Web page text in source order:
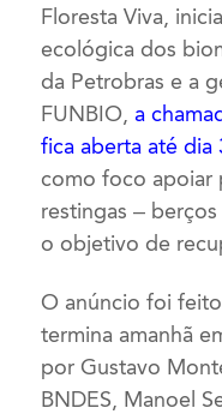
Floresta Viva,
ecológica dos
da Petrobras e a
FUNBIO,a
fica aberta até dia
como foco apoiar
restingas –
o objetivo de
O anúncio foi
termina amanhã
por Gustavo
BNDES, Manoel